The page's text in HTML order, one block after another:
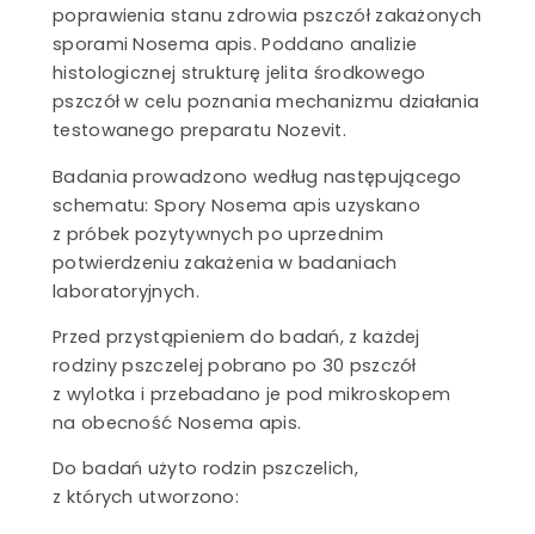
poprawienia stanu zdrowia pszczół zakażonych
sporami Nosema apis. Poddano analizie
histologicznej strukturę jelita środkowego
pszczół w celu poznania mechanizmu działania
testowanego preparatu Nozevit.
Badania prowadzono według następującego
schematu: Spory Nosema apis uzyskano
z próbek pozytywnych po uprzednim
potwierdzeniu zakażenia w badaniach
laboratoryjnych.
Przed przystąpieniem do badań, z każdej
rodziny pszczelej pobrano po 30 pszczół
z wylotka i przebadano je pod mikroskopem
na obecność Nosema apis.
Do badań użyto rodzin pszczelich,
z których utworzono: